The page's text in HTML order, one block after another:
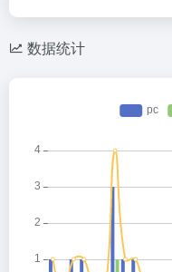
数据统计